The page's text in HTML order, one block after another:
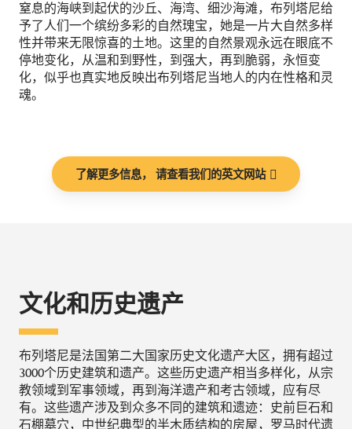
窒息的海峡到起伏的沙丘、海湾、细沙海滩，布列塔尼给
予了人们一个缤纷多彩的自然瑰宝，她是一片大自然多样
性并带来无限惊喜的土地。这里的自然景观永远在眼底不
停地变化，从温和到野性，到强大，再到脆弱，永恒变
化，似乎也真实地反映出布列塔尼当地人的内在性格和灵
魂。
了解更多信息， 请查看我们的英文网站
文化和历史遗产
布列塔尼是法国第二大国家历史文化遗产大区，拥有超过
3000个历史建筑和遗产。这些历史遗产相当多样化，从宗
教领域到军事领域，再到海洋遗产和考古领域，应有尽
有。这些遗产涉及到众多不同的建筑和遗迹：史前巨石和
石棚墓穴，中世纪典型的半木质结构的房屋，罗马时代遗